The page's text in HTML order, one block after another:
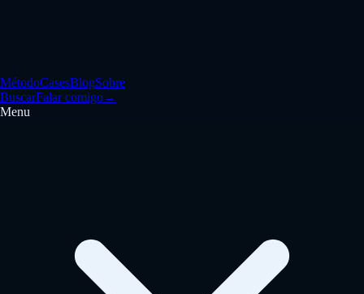
MétodoCasesBlogSobre
BuscarFalar comigo→
Menu